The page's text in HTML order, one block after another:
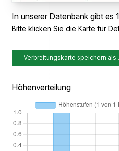
In unserer Datenbank gibt es
Bitte klicken Sie die Karte für
Verbreitungskarte speichern als
Höhenverteilung